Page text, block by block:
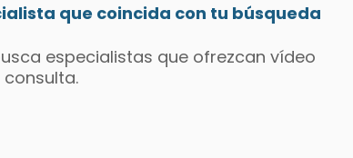
que coincida con tu búsqueda
especialistas que ofrezcan vídeo
consulta.